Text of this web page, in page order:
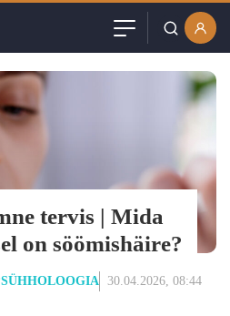
Kasutajanimi või email
Jäta mind meelde
tervis | Mida
on söömishäire?
30.04.2026, 08:44